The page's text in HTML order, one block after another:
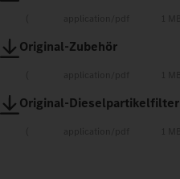
Original-Zubehör
Original-Dieselpartikelfilter